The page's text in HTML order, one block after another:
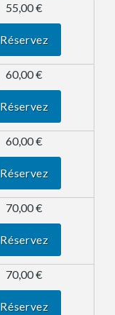
55,00 €
Réservez
60,00 €
Réservez
60,00 €
Réservez
70,00 €
Réservez
70,00 €
Réservez